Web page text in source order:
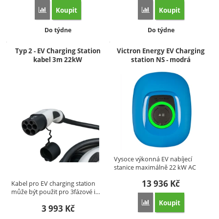
Přidat 'Černý kryt pro EV Charging station NS' k porovnání
Koupit
Dostupnost:
Do týdne
Přidat 'Bílý kryt pro
Koupit
Dostupnost:
Do týdne
Typ 2 - EV Charging Station
kabel 3m 22kW
Kabel pro EV charging station
může být použit pro 3fázové i…
3 993 Kč
Victron Energy EV Charging
station NS - modrá
Vysoce výkonná EV nabíjecí
stanice maximálně 22 kW AC
13 936 Kč
Přidat 'Victron Energy
Koupit